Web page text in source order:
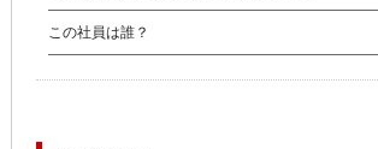
この社員は誰？